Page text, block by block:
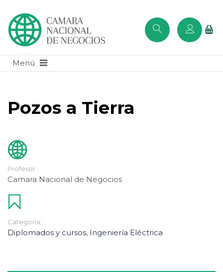
Pozos a Tierra
Profesor
Camara Nacional de Negocios
Categoría:
Diplomados y cursos, Ingeniería Eléctrica